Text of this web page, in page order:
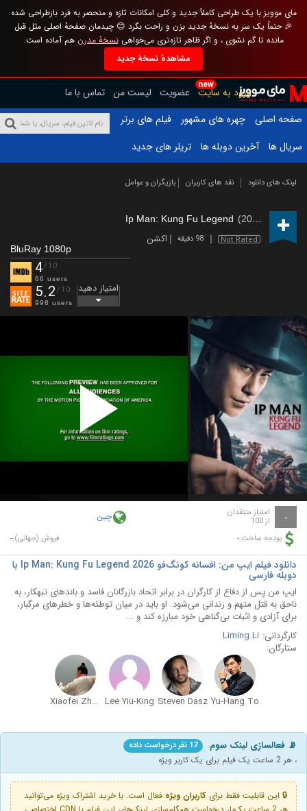
مای موویز با یک طراحی کاملاً جدید و کلی امکانات تازه و منحصر به فرد بازطراحی شده
🎉 حتماً یک سر به نسخهٔ جدید بزن و راحت بگرد 😊 چیدمان صفحهٔ اصلی مثل قبل
مانده تا گم نشوی ، و اگر ظاهر تازه‌تری می‌خواهینسخهٔ مدرن هم آماده است.
مشاهدهٔ نسخهٔ جدید
new
ورود به سایت عضویت لیست من تماس با ما
صفحه اصلی
چهره های مشهور
فیلم های برتر
سریال ها
آخرین دوبله ها تریلر های جدید
لینک های دانلود نقد های کاربران بازیگران و عوامل
Ip Man: Kung Fu Legend (2026)
Not Rated 98 دقیقه اکشن
BluRay 1080p
4/10
66 users
5.2 /10
998 users
امتیاز دهید
Play
Video
- امتیاز منتقدان
از 100 چین
بودجه ساخت:- فروش (جهانی):-
دانلود فیلم ایپ من: افسانه کونگ‌فو Ip Man: Kung Fu Legend 2026 با
دوبله فارسی
ایپ من پس از دفاع از کارگران در برابر اتحاد بازرگانان فاسد و باندهای تبهکار، به
ناحق به قتل متهم و زندانی می‌شود. او باید در میان توطئه‌ها و خطرهای مرگبار،
برای آزادی و اثبات بی‌گناهی خود مبارزه کند و ...
کارگردانی: Liming Li
ستارگان:
Yu-Hang To
Steven Dasz
Lee Yiu-King
Xiaofei Zhou
📡 فعالسازی لینک سوم 17 نفر درخواست داده
، هر 2 ساعت یک فیلم برای یک کاربر ویژه
🔒 این قابلیت فقط برای کاربران ویژه فعال است. با خرید اشتراک ویژه می‌توانید